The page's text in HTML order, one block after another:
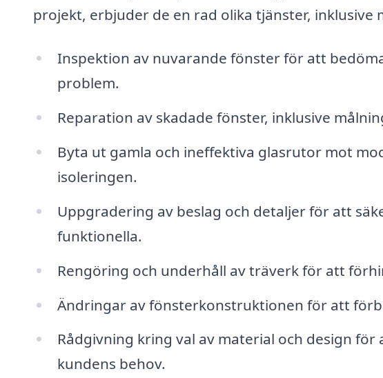
projekt, erbjuder de en rad olika tjänster, inklusive
Inspektion av nuvarande fönster för att
problem.
Reparation av skadade fönster, inklusive
Byta ut gamla och ineffektiva glasrutor mot
isoleringen.
Uppgradering av beslag och detaljer för att
funktionella.
Rengöring och underhåll av träverk för att
Ändringar av fönsterkonstruktionen för att
Rådgivning kring val av material och design
kundens behov.